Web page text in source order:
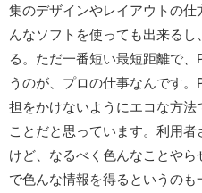
集のデザインやレイアウトの
んなソフトを使っても出来る
る。ただ一番短い最短距離で
うのが、プロの仕事なんです
担をかけないようにエコな方
ことだと思っています。利用
けど、なるべく色んなことや
で色んな情報を得るというの